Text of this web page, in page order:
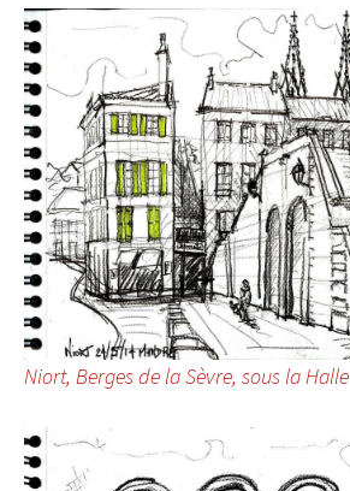
Niort, Berges de la Sèvre, sous la Halle